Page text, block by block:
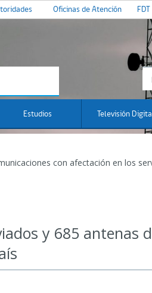
Oficinas de Atención FDT
Estudios Televisión
con afectación en los
y 685 antenas